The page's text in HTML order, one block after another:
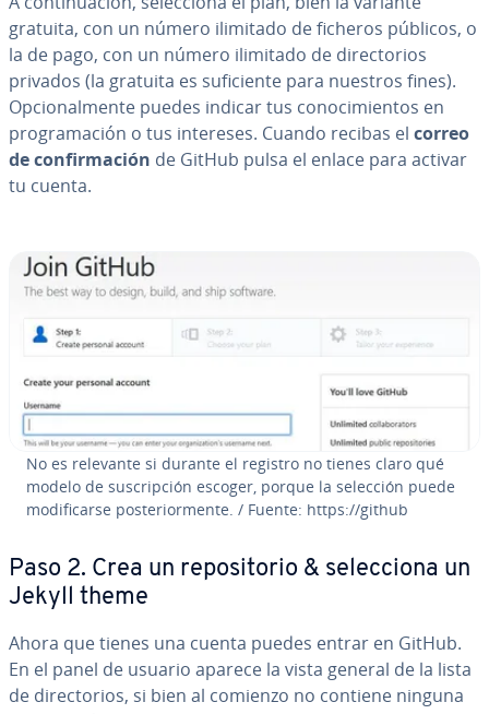
gratuita, con un número ilimitado de ficheros públicos, o
la de pago, con un número ilimitado de di­re­c­to­rios
privados (la gratuita es su­fi­cie­n­te para nuestros fines).
Op­cio­na­l­me­n­te puedes indicar tus co­no­ci­mie­n­tos en
pro­gra­ma­ción o tus intereses. Cuando recibas el correo
de co­n­fi­r­ma­ción de GitHub pulsa el enlace para activar
tu cuenta.
No es relevante si durante el registro no tienes claro qué
modelo de su­s­cri­p­ción escoger, porque la selección puede
mo­di­fi­car­se po­s­te­rio­r­me­n­te. / Fuente: https://github
Paso 2. Crea un re­po­si­to­rio & se­le­c­cio­na un
Jekyll theme
Ahora que tienes una cuenta puedes entrar en GitHub.
En el panel de usuario aparece la vista general de la lista
de di­re­c­to­rios, si bien al comienzo no contiene ninguna